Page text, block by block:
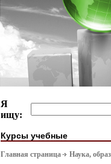
Я
ищу:
Курсы учебные
Главная страница Наука,